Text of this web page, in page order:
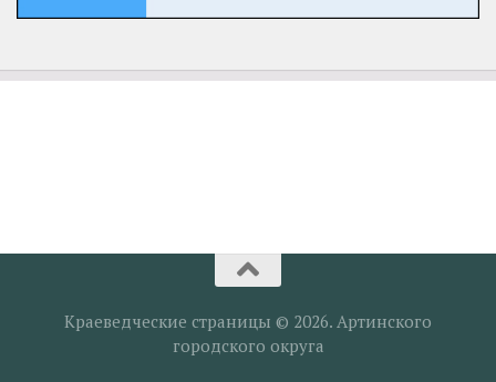
Краеведческие страницы © 2026. Артинского
городского округа